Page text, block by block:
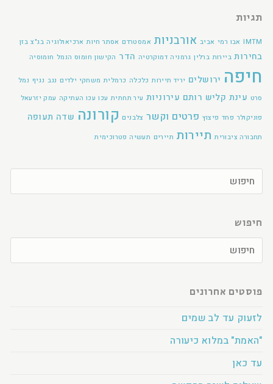
תגיות
IMTM אבו רמי אביב אורבניות אמסטרדם אסתר חיות ארכיאולוגיה בג"צ בזן
בחירות ביירות ברלין גרמניה דמוקרטיה הדר הקישון חומוס הנמל חומוסיה
חיפה ירושלים יריד תיירות כלכלה כרמלית משחקי ילדים נגב נגיף נמל
סרט עינת קליש רותם עירוניות עיר תחתית עכו עכו העתיקה עמק יזרעאל
פוניקולר פחד פיצוץ פרטים וקשר צלבנים קורונה שדה תעופה
תחבורה ציבורית תיירות תיירים תעשיה פטרוכימית
חיפוש
פוסטים אחרונים
לזעוק עד לב שמים
"האמת" במלוא כיעורה
עד כאן